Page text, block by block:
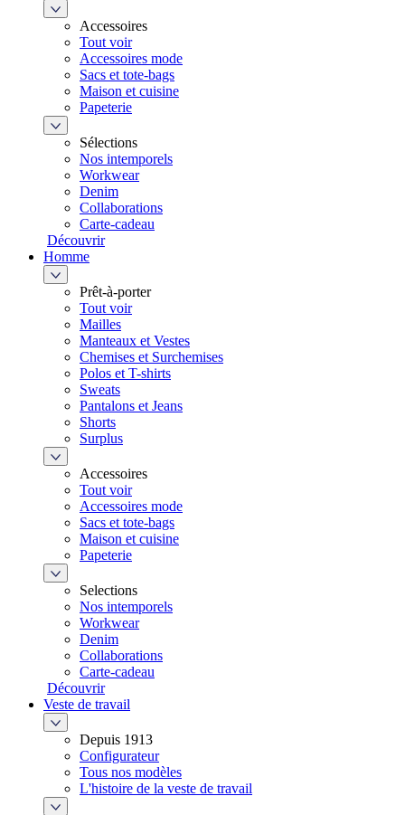
Accessoires
Tout voir
Accessoires mode
Sacs et tote-bags
Maison et cuisine
Papeterie
Sélections
Nos intemporels
Workwear
Denim
Collaborations
Carte-cadeau
Découvrir
Homme
Prêt-à-porter
Tout voir
Mailles
Manteaux et Vestes
Chemises et Surchemises
Polos et T-shirts
Sweats
Pantalons et Jeans
Shorts
Surplus
Accessoires
Tout voir
Accessoires mode
Sacs et tote-bags
Maison et cuisine
Papeterie
Selections
Nos intemporels
Workwear
Denim
Collaborations
Carte-cadeau
Découvrir
Veste de travail
Depuis 1913
Configurateur
Tous nos modèles
L'histoire de la veste de travail